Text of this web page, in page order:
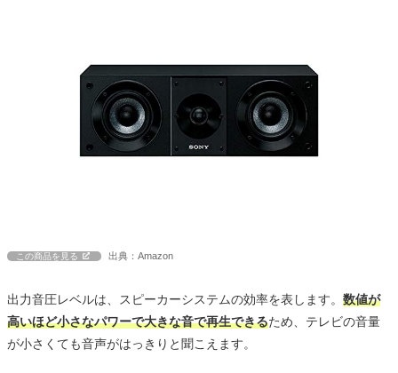
この商品を見る 出典：Amazon
出力音圧レベルは、スピーカーシステムの効率を表します。 数値が
高いほど小さなパワーで大きな音で再生できるため、テレビの音量
が小さくても音声がはっきりと聞こえます。